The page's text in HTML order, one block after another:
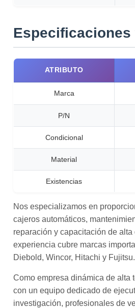
Especificaciones
ATRIBUTO
Marca
P/N
Condicional
Material
Existencias
Nos especializamos en
cajeros automáticos,
reparación y capacitación de
experiencia cubre marcas
Diebold, Wincor, Hitachi y Fujitsu.
Como empresa dinámica de alta
con un equipo dedicado de
investigación, profesionales de